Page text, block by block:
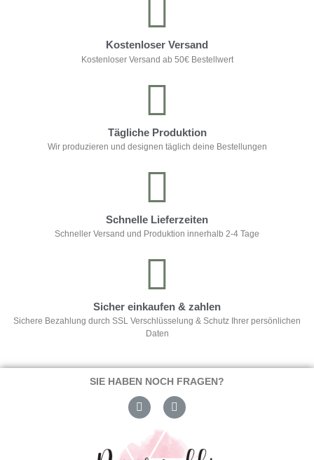
Kostenloser Versand
Kostenloser Versand ab 50€ Bestellwert
Tägliche Produktion
Wir produzieren und designen täglich deine Bestellungen
Schnelle Lieferzeiten
Schneller Versand und Produktion innerhalb 2-4 Tage
Sicher einkaufen & zahlen
Sichere Bezahlung durch SSL Verschlüsselung & Schutz Ihrer persönlichen
Daten
SIE HABEN NOCH FRAGEN?